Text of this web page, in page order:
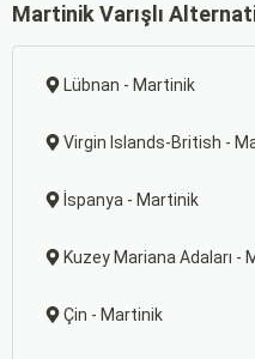
Martinik Varışlı
Lübnan - Martinik
Virgin Islands-British -
İspanya - Martinik
Kuzey Mariana Adaları -
Çin - Martinik